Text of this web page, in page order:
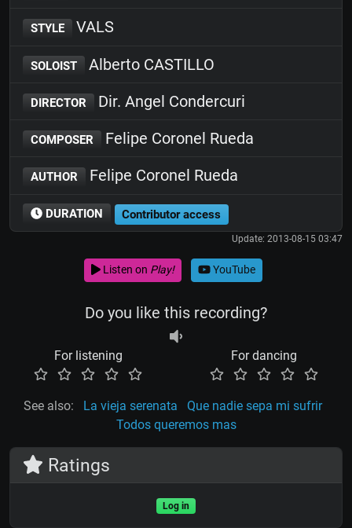
STYLE VALS
SOLOIST Alberto CASTILLO
DIRECTOR Dir. Angel Condercuri
COMPOSER Felipe Coronel Rueda
AUTHOR Felipe Coronel Rueda
DURATION Contributor access
Update: 2013-08-15 03:47
Listen on Play! YouTube
Do you like this recording?
For listening For dancing
See also: La vieja serenata
Que nadie sepa mi sufrir
Todos queremos mas
Ratings
Log in